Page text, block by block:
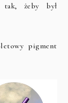
tak, żeby był
pigment